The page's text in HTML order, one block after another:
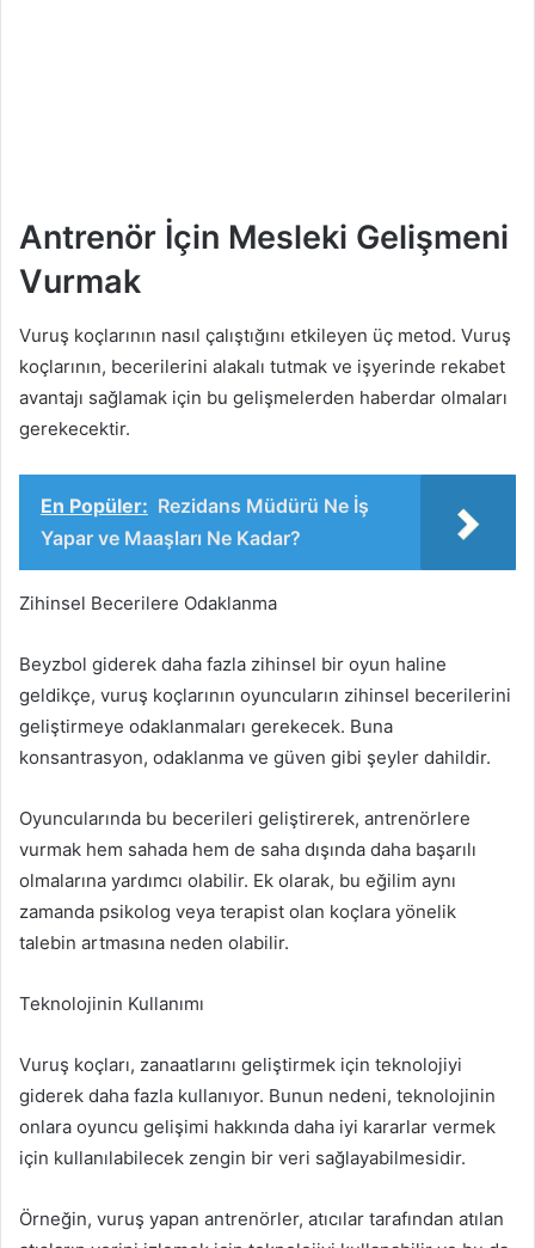
Antrenör İçin Mesleki Gelişmeni
Vurmak
Vuruş koçlarının nasıl çalıştığını etkileyen üç metod. Vuruş
koçlarının, becerilerini alakalı tutmak ve işyerinde rekabet
avantajı sağlamak için bu gelişmelerden haberdar olmaları
gerekecektir.
En Popüler: Rezidans Müdürü Ne İş
Yapar ve Maaşları Ne Kadar?
Zihinsel Becerilere Odaklanma
Beyzbol giderek daha fazla zihinsel bir oyun haline
geldikçe, vuruş koçlarının oyuncuların zihinsel becerilerini
geliştirmeye odaklanmaları gerekecek. Buna
konsantrasyon, odaklanma ve güven gibi şeyler dahildir.
Oyuncularında bu becerileri geliştirerek, antrenörlere
vurmak hem sahada hem de saha dışında daha başarılı
olmalarına yardımcı olabilir. Ek olarak, bu eğilim aynı
zamanda psikolog veya terapist olan koçlara yönelik
talebin artmasına neden olabilir.
Teknolojinin Kullanımı
Vuruş koçları, zanaatlarını geliştirmek için teknolojiyi
giderek daha fazla kullanıyor. Bunun nedeni, teknolojinin
onlara oyuncu gelişimi hakkında daha iyi kararlar vermek
için kullanılabilecek zengin bir veri sağlayabilmesidir.
Örneğin, vuruş yapan antrenörler, atıcılar tarafından atılan